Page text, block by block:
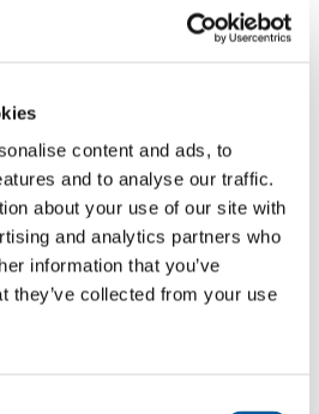
content and ads, to
and to analyse our traffic.
about your use of our site with
and analytics partners who
information that you’ve
they’ve collected from your use